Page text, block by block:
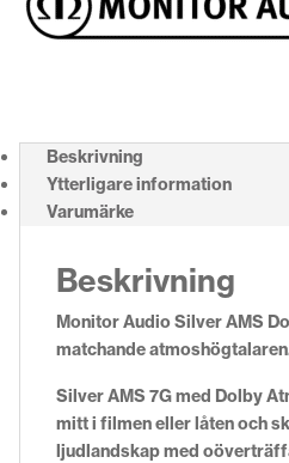
Beskrivning
Ytterligare information
Varumärke
Beskrivning
Monitor Audio Silver AMS
matchande
Silver AMS 7G med Dolby
mitt i filmen eller låten och
ljudlandskap med